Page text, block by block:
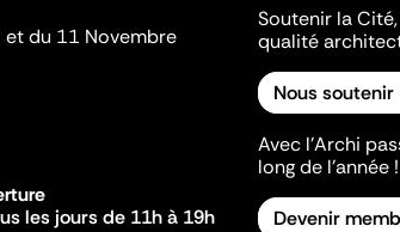
et du 11 Novembre
les jours de 11h à 19h
Soutenir la
qualité
Nous soutenir
Avec l’Archi
long de l’année !
Devenir